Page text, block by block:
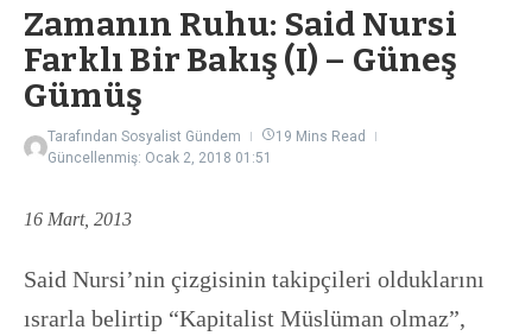
Zamanın Ruhu: Said Nursi
Farklı Bir Bakış (I) – Güneş
Gümüş
Tarafından Sosyalist Gündem
19 Mins Read
Güncellenmiş: Ocak 2, 2018 01:51
16 Mart, 2013
Said Nursi’nin çizgisinin takipçileri olduklarını
ısrarla belirtip “Kapitalist Müslüman olmaz”,